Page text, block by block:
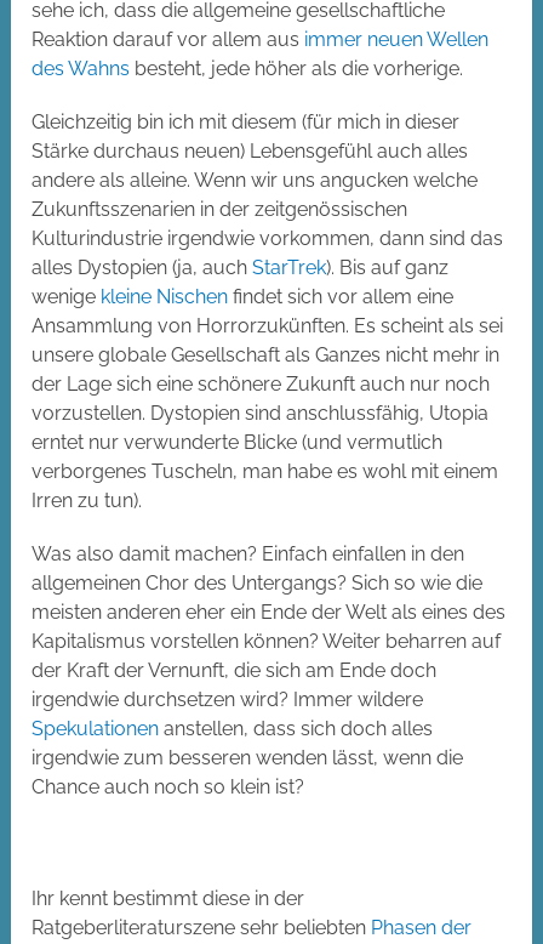
sehe ich, dass die allgemeine gesellschaftliche
Reaktion darauf vor allem aus immer neuen Wellen
des Wahns besteht, jede höher als die vorherige.
Gleichzeitig bin ich mit diesem (für mich in dieser
Stärke durchaus neuen) Lebensgefühl auch alles
andere als alleine. Wenn wir uns angucken welche
Zukunftsszenarien in der zeitgenössischen
Kulturindustrie irgendwie vorkommen, dann sind das
alles Dystopien (ja, auchStarTrek). Bis auf ganz
wenige kleine Nischen findet sich vor allem eine
Ansammlung von Horrorzukünften. Es scheint als sei
unsere globale Gesellschaft als Ganzes nicht mehr in
der Lage sich eine schönere Zukunft auch nur noch
vorzustellen. Dystopien sind anschlussfähig, Utopia
erntet nur verwunderte Blicke (und vermutlich
verborgenes Tuscheln, man habe es wohl mit einem
Irren zu tun).
Was also damit machen? Einfach einfallen in den
allgemeinen Chor des Untergangs? Sich so wie die
meisten anderen eher ein Ende der Welt als eines des
Kapitalismus vorstellen können? Weiter beharren auf
der Kraft der Vernunft, die sich am Ende doch
irgendwie durchsetzen wird? Immer wildere
Spekulationen anstellen, dass sich doch alles
irgendwie zum besseren wenden lässt, wenn die
Chance auch noch so klein ist?
Ihr kennt bestimmt diese in der
Ratgeberliteraturszene sehr beliebten Phasen der